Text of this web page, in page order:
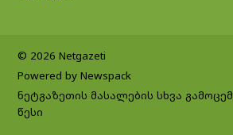
© 2026 Netgazeti
Powered by Newspack
ნეტგაზეთის მასალების სხვა
წესი